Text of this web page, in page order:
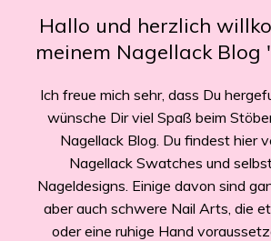
Hallo und herzlich
meinem Nagellack Blog
Ich freue mich sehr, dass Du
wünsche Dir viel Spaß beim
Nagellack Blog. Du findest hier
Nagellack Swatches und
Nageldesigns. Einige davon sind
aber auch schwere Nail Arts, die
oder eine ruhige Hand